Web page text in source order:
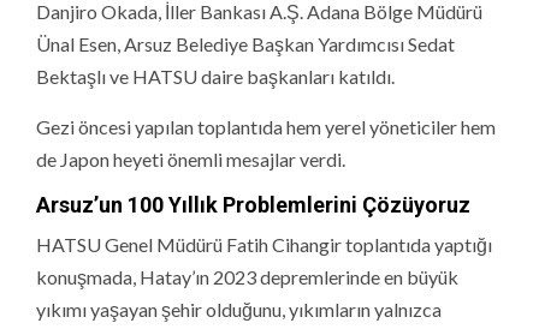
Danjiro Okada, İller Bankası A.Ş. Adana Bölge Müdürü
Ünal Esen, Arsuz Belediye Başkan Yardımcısı Sedat
Bektaşlı ve HATSU daire başkanları katıldı.
Gezi öncesi yapılan toplantıda hem yerel yöneticiler hem
de Japon heyeti önemli mesajlar verdi.
Arsuz’un 100 Yıllık Problemlerini Çözüyoruz
HATSU Genel Müdürü Fatih Cihangir toplantıda yaptığı
konuşmada, Hatay’ın 2023 depremlerinde en büyük
yıkımı yaşayan şehir olduğunu, yıkımların yalnızca